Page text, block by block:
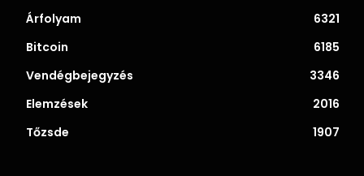
Árfolyam
6321
Bitcoin
6185
Vendégbejegyzés
3346
Elemzések
2016
Tőzsde
1907